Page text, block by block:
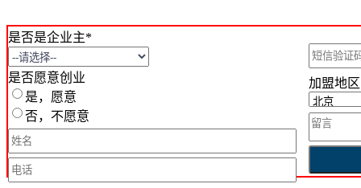
是否是企业主*
是否愿意创业
是，愿意
否，不愿意
加盟地区